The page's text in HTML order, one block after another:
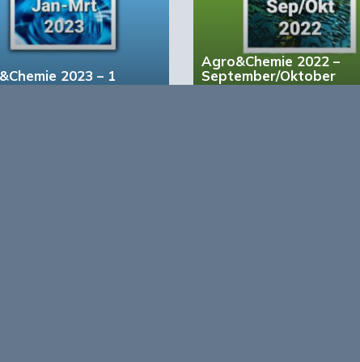
In de toekomst kunnen ze overal worden
zoals afvalgas van een stroomcentrale of biogas.
op het gebied van locatie, grondstoffen en
platform bijzonder aantrekkelijk voor de
2023 – 1
Agro&Chemie 2022 –
September/Oktober